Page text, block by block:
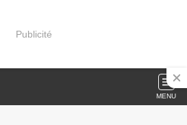
Publicité
MENU